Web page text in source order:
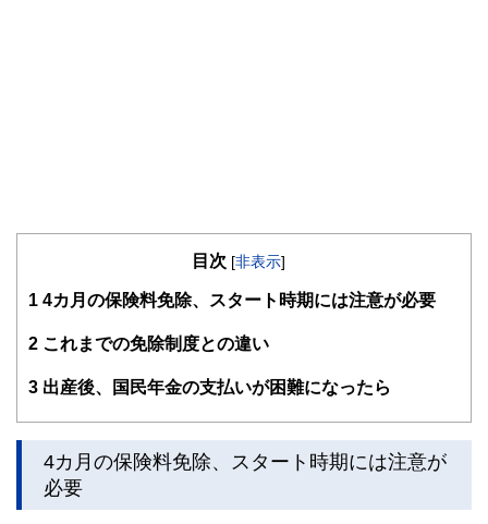
目次 [非表示]
1 4カ月の保険料免除、スタート時期には注意が必要
2 これまでの免除制度との違い
3 出産後、国民年金の支払いが困難になったら
4カ月の保険料免除、スタート時期には注意が
必要